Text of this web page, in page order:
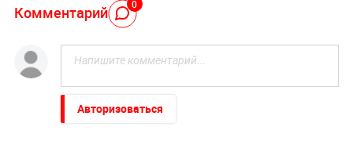
Комментарий 0
Авторизоваться